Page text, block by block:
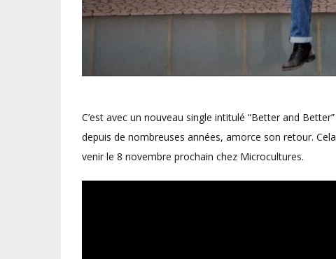
C’est avec un nouveau single intitulé “Better and
depuis de nombreuses années, amorce son retour.
venir le 8 novembre prochain chez Microcultures.